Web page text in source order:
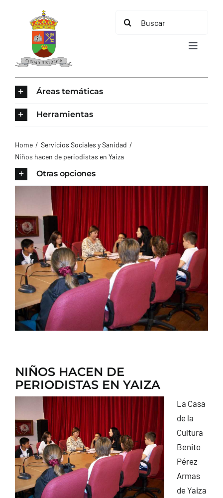
contenido
Buscar:
Toggle
AYUNTAMIENTO
CONTACTO
Áreas temáticas
Herramientas
Home
Servicios Sociales y Sanidad
Niños hacen de periodistas en Yaiza
Otras opciones
NIÑOS HACEN DE
PERIODISTAS EN YAIZA
La Casa
de la
Cultura
Benito
Pérez
Armas
de Yaiza